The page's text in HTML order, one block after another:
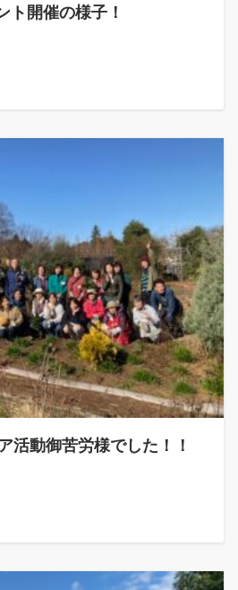
ト開催の様子！
動御苦労様でした！！